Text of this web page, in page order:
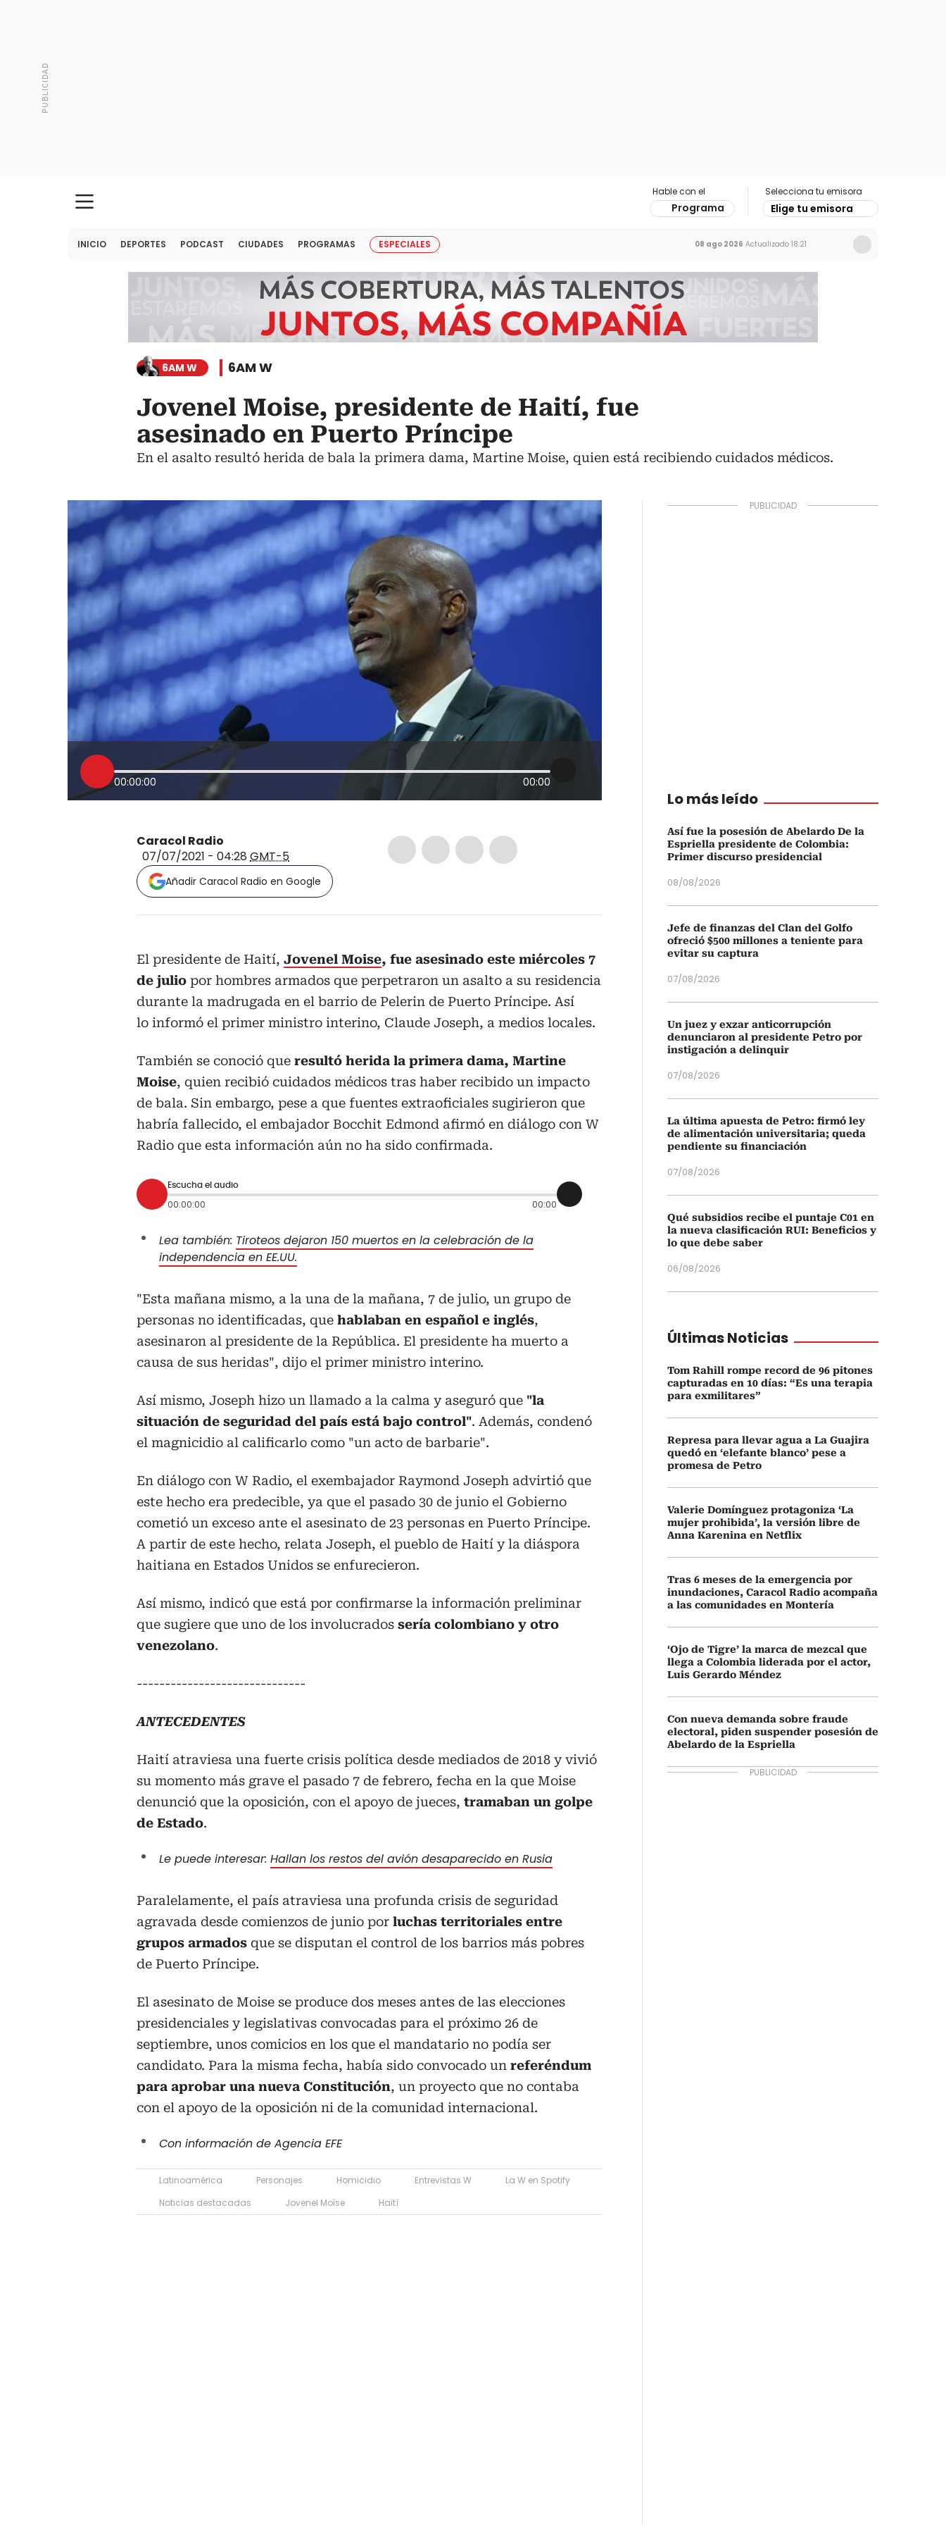
Hable con el
Programa
Selecciona tu emisora
Elige tu emisora
INICIO DEPORTES PODCAST CIUDADES PROGRAMAS ESPECIALES 08 ago 2026 Actualizado 18:21
6AM W 6AM W
Jovenel Moise, presidente de Haití, fue
asesinado en Puerto Príncipe
En el asalto resultó herida de bala la primera dama, Martine Moise, quien está recibiendo cuidados médicos.
00:00:00 00:00
Caracol Radio
07/07/2021 - 04:28 GMT-5
Añadir Caracol Radio en Google
El presidente de Haití, Jovenel Moise, fue asesinado este miércoles 7
de julio por hombres armados que perpetraron un asalto a su residencia
durante la madrugada en el barrio de Pelerin de Puerto Príncipe. Así
lo informó el primer ministro interino, Claude Joseph, a medios locales.
También se conoció que resultó herida la primera dama, Martine
Moise, quien recibió cuidados médicos tras haber recibido un impacto
de bala. Sin embargo, pese a que fuentes extraoficiales sugirieron que
habría fallecido, el embajador Bocchit Edmond afirmó en diálogo con W
Radio que esta información aún no ha sido confirmada.
Escucha el audio
00:00:00 00:00
Lea también: Tiroteos dejaron 150 muertos en la celebración de la
independencia en EE.UU.
"Esta mañana mismo, a la una de la mañana, 7 de julio, un grupo de
personas no identificadas, que hablaban en español e inglés,
asesinaron al presidente de la República. El presidente ha muerto a
causa de sus heridas", dijo el primer ministro interino.
Así mismo, Joseph hizo un llamado a la calma y aseguró que "la
situación de seguridad del país está bajo control". Además, condenó
el magnicidio al calificarlo como "un acto de barbarie".
En diálogo con W Radio, el exembajador Raymond Joseph advirtió que
este hecho era predecible, ya que el pasado 30 de junio el Gobierno
cometió un exceso ante el asesinato de 23 personas en Puerto Príncipe.
A partir de este hecho, relata Joseph, el pueblo de Haití y la diáspora
haitiana en Estados Unidos se enfurecieron.
Así mismo, indicó que está por confirmarse la información preliminar
que sugiere que uno de los involucrados sería colombiano y otro
venezolano.
------------------------------
ANTECEDENTES
Haití atraviesa una fuerte crisis política desde mediados de 2018 y vivió
su momento más grave el pasado 7 de febrero, fecha en la que Moise
denunció que la oposición, con el apoyo de jueces, tramaban un golpe
de Estado.
Le puede interesar: Hallan los restos del avión desaparecido en Rusia
Paralelamente, el país atraviesa una profunda crisis de seguridad
agravada desde comienzos de junio por luchas territoriales entre
grupos armados que se disputan el control de los barrios más pobres
de Puerto Príncipe.
El asesinato de Moise se produce dos meses antes de las elecciones
presidenciales y legislativas convocadas para el próximo 26 de
septiembre, unos comicios en los que el mandatario no podía ser
candidato. Para la misma fecha, había sido convocado un referéndum
para aprobar una nueva Constitución, un proyecto que no contaba
con el apoyo de la oposición ni de la comunidad internacional.
Con información de Agencia EFE
Latinoamérica Personajes Homicidio Entrevistas W
La W en Spotify
Noticias destacadas
Jovenel Moïse Haití
Lo más leído
Así fue la posesión de Abelardo De la
Espriella presidente de Colombia:
Primer discurso presidencial
08/08/2026
Jefe de finanzas del Clan del Golfo
ofreció $500 millones a teniente para
evitar su captura
07/08/2026
Un juez y exzar anticorrupción
denunciaron al presidente Petro por
instigación a delinquir
07/08/2026
La última apuesta de Petro: firmó ley
de alimentación universitaria; queda
pendiente su financiación
07/08/2026
Qué subsidios recibe el puntaje C01 en
la nueva clasificación RUI: Beneficios y
lo que debe saber
06/08/2026
Últimas Noticias
Tom Rahill rompe record de 96 pitones
capturadas en 10 días: “Es una terapia
para exmilitares”
Represa para llevar agua a La Guajira
quedó en ‘elefante blanco’ pese a
promesa de Petro
Valerie Domínguez protagoniza ‘La
mujer prohibida’, la versión libre de
Anna Karenina en Netflix
Tras 6 meses de la emergencia por
inundaciones, Caracol Radio acompaña
a las comunidades en Montería
‘Ojo de Tigre’ la marca de mezcal que
llega a Colombia liderada por el actor,
Luis Gerardo Méndez
Con nueva demanda sobre fraude
electoral, piden suspender posesión de
Abelardo de la Espriella